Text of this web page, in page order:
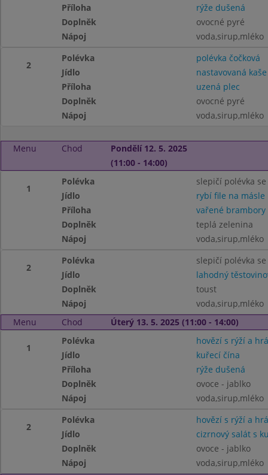
Příloha
rýže dušená
Doplněk
ovocné pyré
Nápoj
voda,sirup,mléko
2
Polévka
polévka čočková
Jídlo
nastavovaná kaše
Příloha
uzená plec
Doplněk
ovocné pyré
Nápoj
voda,sirup,mléko
Menu Chod
Pondělí 12. 5. 2025
(11:00 - 14:00)
1
Polévka
slepičí polévka
Jídlo
rybí file na másle
Příloha
vařené brambory
Doplněk
teplá zelenina
Nápoj
voda,sirup,mléko
2
Polévka
slepičí polévka
Jídlo
lahodný
Doplněk
toust
Nápoj
voda,sirup,mléko
Menu
Chod Úterý 13. 5. 2025 (11:00 - 14:00)
1
Polévka
hovězí s rýží a
Jídlo
kuřecí čína
Příloha
rýže dušená
Doplněk
ovoce - jablko
Nápoj
voda,sirup,mléko
2
Polévka
hovězí s rýží a
Jídlo
cizrnový salát s
Doplněk
ovoce - jablko
Nápoj
voda,sirup,mléko